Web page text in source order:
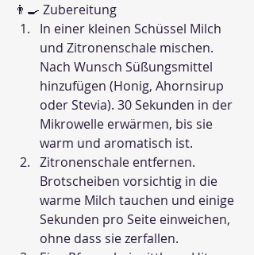
👨‍🍳 Zubereitung
In einer kleinen Schüssel Milch
und Zitronenschale mischen.
Nach Wunsch Süßungsmittel
hinzufügen (Honig, Ahornsirup
oder Stevia). 30 Sekunden in der
Mikrowelle erwärmen, bis sie
warm und aromatisch ist.
Zitronenschale entfernen.
Brotscheiben vorsichtig in die
warme Milch tauchen und einige
Sekunden pro Seite einweichen,
ohne dass sie zerfallen.